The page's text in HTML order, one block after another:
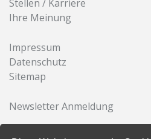
Stellen / Karriere
Ihre Meinung
Impressum
Datenschutz
Sitemap
Newsletter Anmeldung